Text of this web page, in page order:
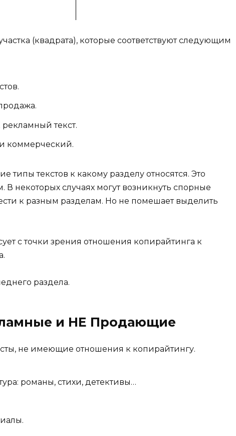
(квадрата), которые соответствуют следующим
текст.
коммерческий.
типы текстов к какому разделу относятся. Это
В некоторых случаях могут возникнуть спорные
к разным разделам. Но не помешает выделить
с точки зрения отношения копирайтинга к
раздела.
и НЕ Продающие
не имеющие отношения к копирайтингу.
романы, стихи, детективы…